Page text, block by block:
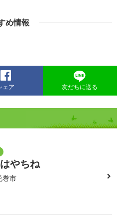
め情報
ェア 友だちに送る
やちね
巻市